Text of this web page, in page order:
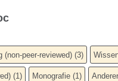
(non-peer-reviewed) (3)
(1) Monografie (1)